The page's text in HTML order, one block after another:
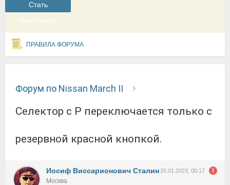
Cтать
участником
ПРАВИЛА ФОРУМА
Форум по Nissan March II
Селектор с P переключается только с
резервной красной кнопкой.
Иосиф Виссарионович Сталин 25.01.2023, 00:17
Москва